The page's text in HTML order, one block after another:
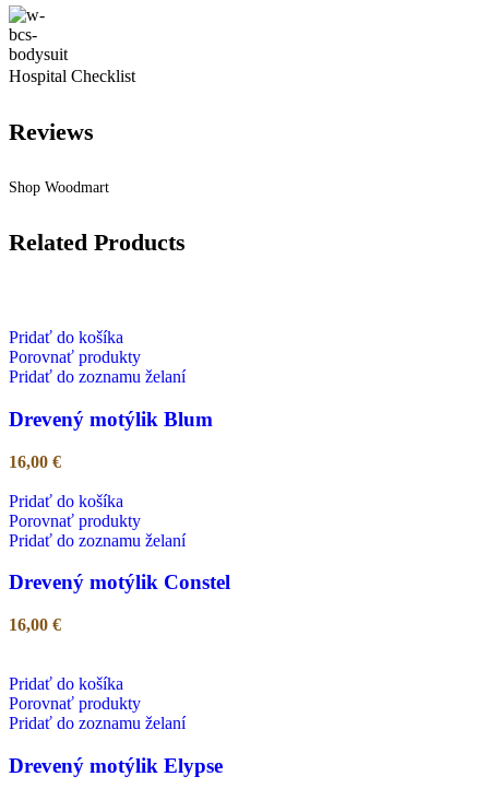
Hospital Checklist
Reviews
Shop Woodmart
Related Products
Pridať do košíka
Porovnať produkty
Pridať do zoznamu želaní
Drevený motýlik Blum
16,00 €
Pridať do košíka
Porovnať produkty
Pridať do zoznamu želaní
Drevený motýlik Constel
16,00 €
Pridať do košíka
Porovnať produkty
Pridať do zoznamu želaní
Drevený motýlik Elypse